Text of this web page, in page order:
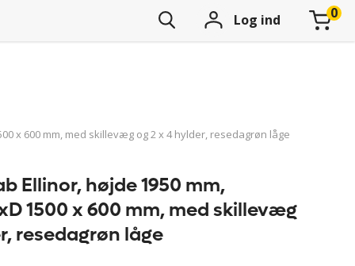
Log ind
x 600 mm, med skillevæg og 2 x 4 hylder, resedagrøn låge
Ellinor, højde 1950 mm,
1500 x 600 mm, med skillevæg
resedagrøn låge